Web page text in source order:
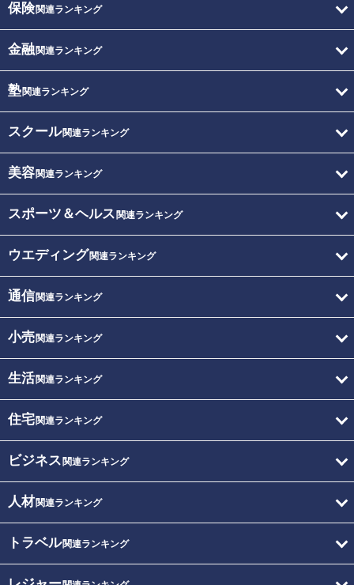
保険関連ランキング
金融関連ランキング
塾関連ランキング
スクール関連ランキング
美容関連ランキング
スポーツ＆ヘルス 関連ランキング
ウエディング関連ランキング
通信関連ランキング
小売関連ランキング
生活関連ランキング
住宅関連ランキング
ビジネス 関連ランキング
人材関連ランキング
トラベル関連ランキング